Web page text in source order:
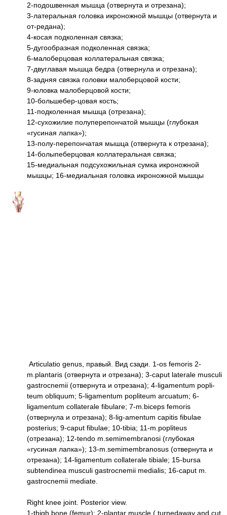
2-подошвенная мышца (отвернута и отрезана);
3-латеральная головка икроножной мышцы (отвернута и
от-редана);
4-косая подколенная связка;
5-дугообразная подколенная связка;
6-малоберцовая коллатеральная связка;
7-двуглавая мышца бедра (отвернула и отрезана);
8-задняя связка головки малоберцовой кости;
9-юловка малоберцовой кости;
10-большебер-цовая кость;
11-подколенная мышца (отрезана);
12-сухожилие полуперепончатой мышцы (глубокая
«гусиная лапка»);
13-полу-перепончатая мышца (отвернута к отрезана);
14-болыпеберцовая коллатеральная связка;
15-медиальная подсухожильная сумка икроножной
мышцы; 16-медиальная головка икроножной мышцы
Articulatio genus, правый. Вид сзади. 1-os femoris 2-
m.plantaris (отвернута и отрезана); 3-caput laterale musculi
gastrocnemii (отвернута и отрезана); 4-ligamentum popli-
teum obliquum; 5-ligamentum popliteum arcuatum; 6-
ligamentum collaterale fibulare; 7-m.biceps femoris
(отвернула и отрезана); 8-lig-amentum capitis fibulae
posterius; 9-caput fibulae; 10-tibia; 11-m.popliteus
(отрезана); 12-tendo m.semimembranosi (глубокая
«гусиная лапка»); 13-m.semimembranosus (отвернута и
отрезана); 14-ligamentum collaterale tibiale; 15-bursa
subtendinea musculi gastrocnemii medialis; 16-caput m.
gastrocnemii mediate.
Right knee joint. Posterior view.
1-thigh bone (femur); 2-plantar muscle ( turnedaway and cut